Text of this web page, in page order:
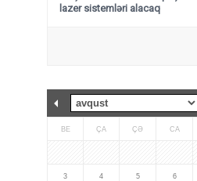
lazer sistemləri alacaq
BE ÇA ÇƏ CA
3 4 5 6